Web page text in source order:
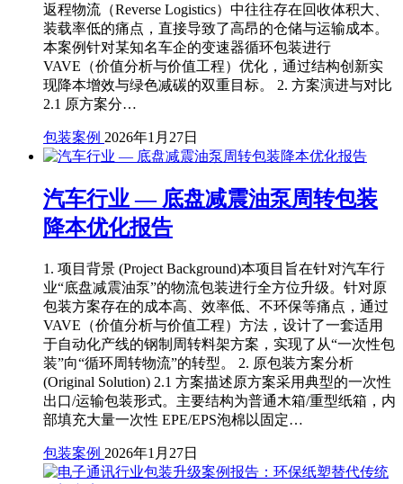
返程物流（Reverse Logistics）中往往存在回收体积大、
装载率低的痛点，直接导致了高昂的仓储与运输成本。
本案例针对某知名车企的变速器循环包装进行
VAVE（价值分析与价值工程）优化，通过结构创新实
现降本增效与绿色减碳的双重目标。 2. 方案演进与对比
2.1 原方案分…
包装案例 2026年1月27日
汽车行业 — 底盘减震油泵周转包装
降本优化报告
1. 项目背景 (Project Background)本项目旨在针对汽车行
业“底盘减震油泵”的物流包装进行全方位升级。针对原
包装方案存在的成本高、效率低、不环保等痛点，通过
VAVE（价值分析与价值工程）方法，设计了一套适用
于自动化产线的钢制周转料架方案，实现了从“一次性包
装”向“循环周转物流”的转型。 2. 原包装方案分析
(Original Solution) 2.1 方案描述原方案采用典型的一次性
出口/运输包装形式。主要结构为普通木箱/重型纸箱，内
部填充大量一次性 EPE/EPS泡棉以固定…
包装案例 2026年1月27日